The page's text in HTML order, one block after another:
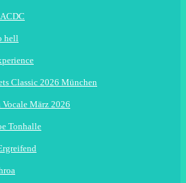
hell
Classic 2026 München
Vocale März 2026
Tonhalle